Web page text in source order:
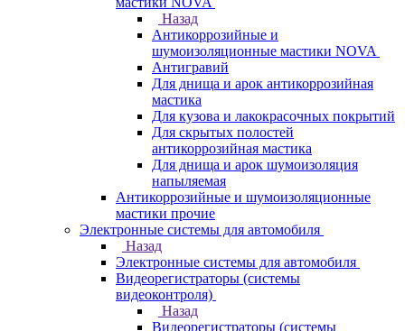
Назад
Антикоррозийные и
шумоизоляционные мастики NOVA
Антигравий
Для днища и арок антикоррозийная
мастика
Для кузова и лакокрасочных покрытий
Для скрытых полостей
антикоррозийная мастика
Для днища и арок шумоизоляция
напыляемая
Антикоррозийные и шумоизоляционные
мастики прочие
Электронные системы для автомобиля
Назад
Электронные системы для автомобиля
Видеорегистраторы (системы
видеоконтроля)
Назад
Видеорегистраторы (системы